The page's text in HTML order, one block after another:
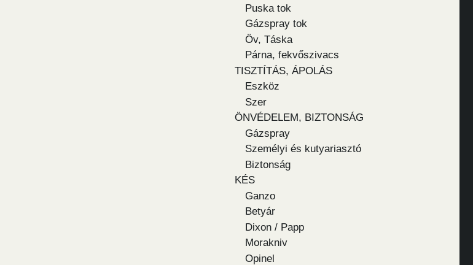
Puska tok
Gázspray tok
Öv, Táska
Párna, fekvőszivacs
TISZTÍTÁS, ÁPOLÁS
Eszköz
Szer
ÖNVÉDELEM, BIZTONSÁG
Gázspray
Személyi és kutyariasztó
Biztonság
KÉS
Ganzo
Betyár
Dixon / Papp
Morakniv
Opinel